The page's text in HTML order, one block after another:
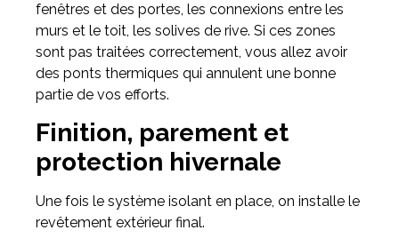
fenêtres et des portes, les connexions entre les
murs et le toit, les solives de rive. Si ces zones
sont pas traitées correctement, vous allez avoir
des ponts thermiques qui annulent une bonne
partie de vos efforts.
Finition, parement et
protection hivernale
Une fois le système isolant en place, on installe le
revêtement extérieur final.